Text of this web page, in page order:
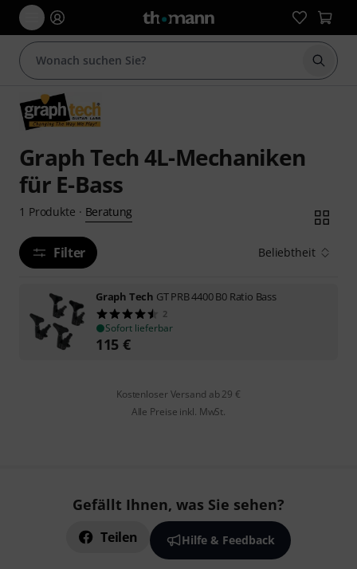
Suche
Graph Tech 4L-Mechaniken
für E-Bass
1 Produkte · Beratung
Filter Beliebtheit
Graph Tech GT PRB 4400 B0 Ratio Bass
2
Sofort lieferbar
115 €
Kostenloser Versand ab 29 €
Alle Preise inkl. MwSt.
Gefällt Ihnen, was Sie sehen?
Teilen Hilfe & Feedback